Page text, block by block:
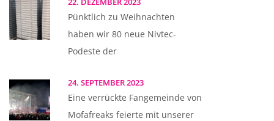
Pünktlich zu Weihnachten
haben wir 80 neue Nivtec-
Podeste der
24. SEPTEMBER 2023
Eine verrückte Fangemeinde von
Mofafreaks feierte mit unserer